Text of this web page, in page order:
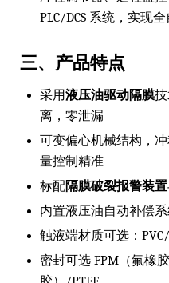
PLC/DCS 系统，实现全
三、产品特点
采用液压油驱动隔膜
离，零泄漏
可变偏心机械结构，
量控制精准
标配隔膜破裂报警装置
内置液压油自动补偿
触液端材质可选：
密封可选 FPM（氟橡